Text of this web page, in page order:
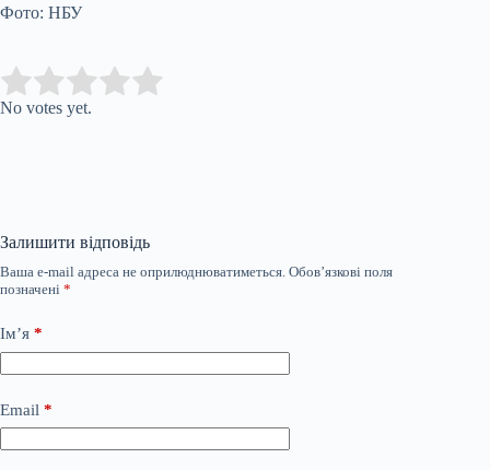
Фото: НБУ
Rate this item:
No votes yet.
Залишити відповідь
Ваша e-mail адреса не оприлюднюватиметься. Обов’язкові поля
позначені *
Ім’я *
Email *